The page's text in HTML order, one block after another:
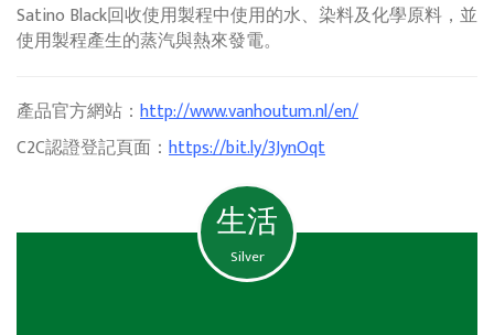
Satino Black回收使用製程中使用的水、染料及化學原料，並
使用製程產生的蒸汽與熱來發電。
產品官方網站： http://www.vanhoutum.nl/en/
C2C認證登記頁面： https://bit.ly/3JynOqt
生活
Silver